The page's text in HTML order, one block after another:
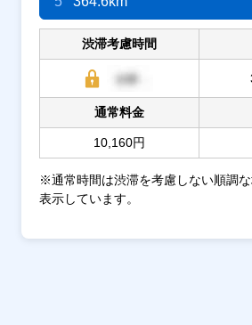
渋滞考慮時間
通常料金
10,160円
※通常時間は渋滞を考慮しない順調
表示しています。